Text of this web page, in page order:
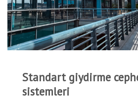
Standart giydirme
sistemleri